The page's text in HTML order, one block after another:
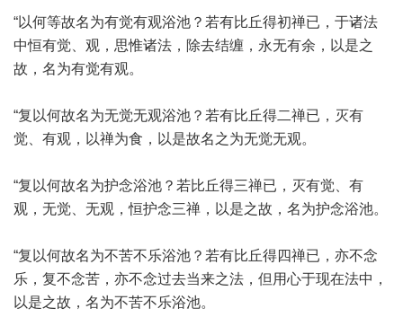
“以何等故名为有觉有观浴池？若有比丘得初禅已，于诸法
中恒有觉、观，思惟诸法，除去结缠，永无有余，以是之
故，名为有觉有观。
“复以何故名为无觉无观浴池？若有比丘得二禅已，灭有
觉、有观，以禅为食，以是故名之为无觉无观。
“复以何故名为护念浴池？若比丘得三禅已，灭有觉、有
观，无觉、无观，恒护念三禅，以是之故，名为护念浴池。
“复以何故名为不苦不乐浴池？若有比丘得四禅已，亦不念
乐，复不念苦，亦不念过去当来之法，但用心于现在法中，
以是之故，名为不苦不乐浴池。